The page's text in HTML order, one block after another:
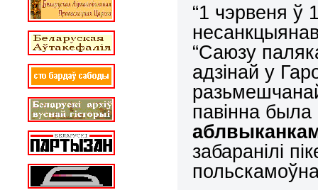
“1 чэрвеня ў
“Саюзу
адзінай у
павінна
забаранілі